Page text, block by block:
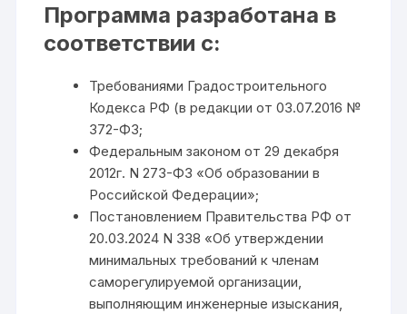
Программа разработана в
соответствии с:
Требованиями Градостроительного
Кодекса РФ (в редакции от 03.07.2016 №
372-ФЗ;
Федеральным законом от 29 декабря
2012г. N 273-ФЗ «Об образовании в
Российской Федерации»;
Постановлением Правительства РФ от
20.03.2024 N 338 «Об утверждении
минимальных требований к членам
саморегулируемой организации,
выполняющим инженерные изыскания,